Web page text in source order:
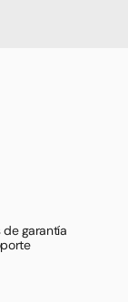
de garantía